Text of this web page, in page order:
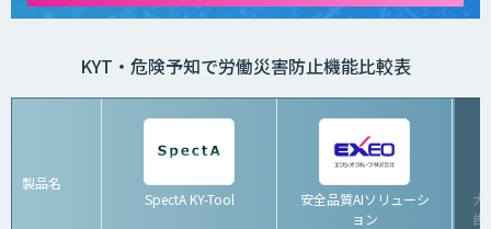
KYT・危険予知で労働災害防止機能比較表
製品名
SpectA KY-Tool
安全品質AIソリューシ
ョン
大
告